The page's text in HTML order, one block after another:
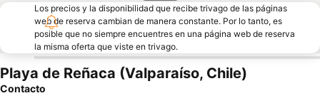
Los precios y la disponibilidad que recibe trivago de las páginas
web de reserva cambian de manera constante. Por lo tanto, es
posible que no siempre encuentres en una página web de reserva
la misma oferta que viste en trivago.
Playa de Reñaca (Valparaíso, Chile)
Contacto